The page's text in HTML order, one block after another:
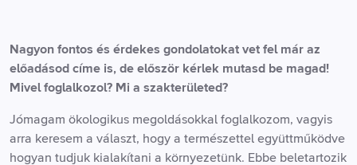
Nagyon fontos és érdekes gondolatokat vet fel már az
előadásod címe is, de először kérlek mutasd be magad!
Mivel foglalkozol? Mi a szakterületed?
Jómagam ökologikus megoldásokkal foglalkozom, vagyis
arra keresem a választ, hogy a természettel együttműködve
hogyan tudjuk kialakítani a környezetünk. Ebbe beletartozik